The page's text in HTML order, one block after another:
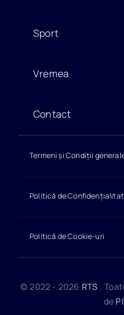
Sport
Vremea
Contact
Termeni și Condiții
Politică de
Politică de Cookie-uri
© 2022 - 2026 RTS .
de